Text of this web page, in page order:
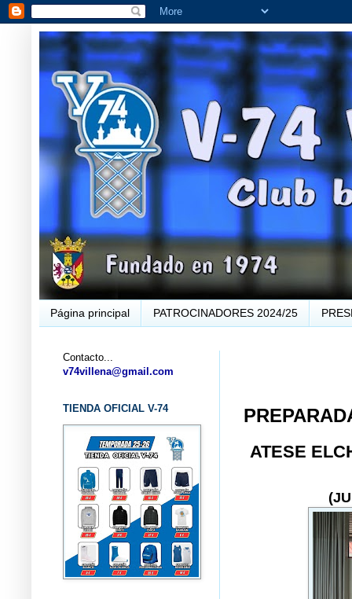
Página principal PATROCINADORES 2024/25
ATESE
Contacto...
v74villena@gmail.com
TIENDA OFICIAL V-74